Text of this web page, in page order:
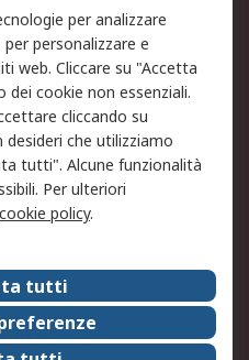
Informativa Privacy -
Aggiornata
Termini d'uso
Condizioni generali di
servizio
Contattaci
ESG
RS Group
per analizzare
personalizzare e
web. Cliccare su "Accetta
cookie non essenziali.
cliccando su
desideri che utilizziamo
tutti". Alcune funzionalità
Per ulteriori
cookie policy.
tutti